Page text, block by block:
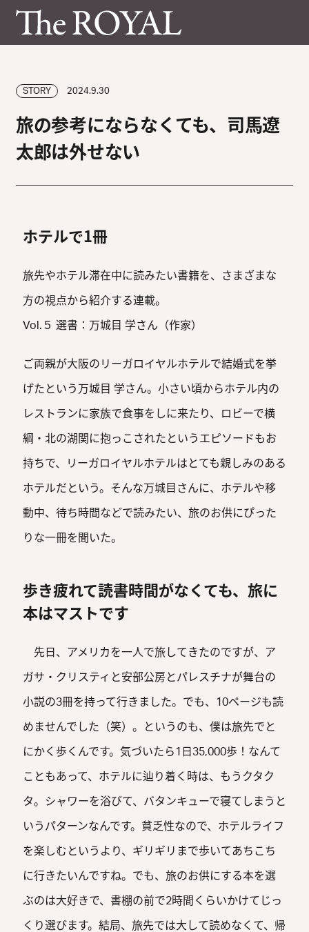
STORY 2024.9.30
旅の参考にならなくても、司馬遼
太郎は外せない
ホテルで1冊
旅先やホテル滞在中に読みたい書籍を、さまざまな
方の視点から紹介する連載。
Vol.５ 選書：万城目 学さん（作家）
ご両親が大阪のリーガロイヤルホテルで結婚式を挙
げたという万城目 学さん。小さい頃からホテル内の
レストランに家族で食事をしに来たり、ロビーで横
綱・北の湖関に抱っこされたというエピソードもお
持ちで、リーガロイヤルホテルはとても親しみのある
ホテルだという。そんな万城目さんに、ホテルや移
動中、待ち時間などで読みたい、旅のお供にぴった
りな一冊を聞いた。
歩き疲れて読書時間がなくても、旅に
本はマストです
先日、アメリカを一人で旅してきたのですが、ア
ガサ・クリスティと安部公房とパレスチナが舞台の
小説の3冊を持って行きました。でも、10ページも読
めませんでした（笑）。というのも、僕は旅先でと
にかく歩くんです。気づいたら1日35,000歩！なんて
こともあって、ホテルに辿り着く時は、もうクタク
タ。シャワーを浴びて、バタンキューで寝てしまうと
いうパターンなんです。貧乏性なので、ホテルライフ
を楽しむというより、ギリギリまで歩いてあちこち
に行きたいんですね。でも、旅のお供にする本を選
ぶのは大好きで、書棚の前で2時間くらいかけてじっ
くり選びます。結局、旅先では大して読めなくて、帰